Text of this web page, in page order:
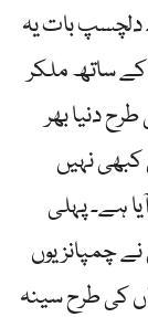
دلچسپ بات یہ
ساتھ ملکر
دنیا بھر
کبھی نہیں
ہے۔ پہلی
نے چمپانزیوں
کی طرح سینہ